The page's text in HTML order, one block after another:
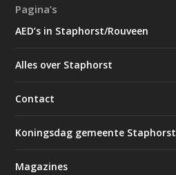
Pagina’s
AED’s in Staphorst/Rouveen
Alles over Staphorst
Contact
Koningsdag gemeente Staphorst
Magazines